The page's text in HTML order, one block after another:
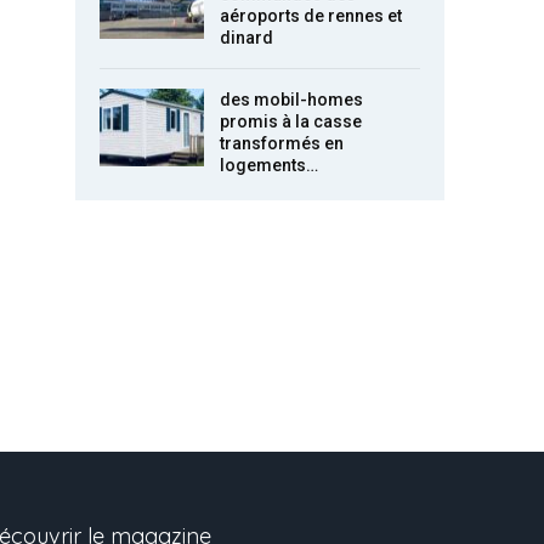
aéroports de rennes et
dinard
des mobil-homes
promis à la casse
transformés en
logements…
le magazine